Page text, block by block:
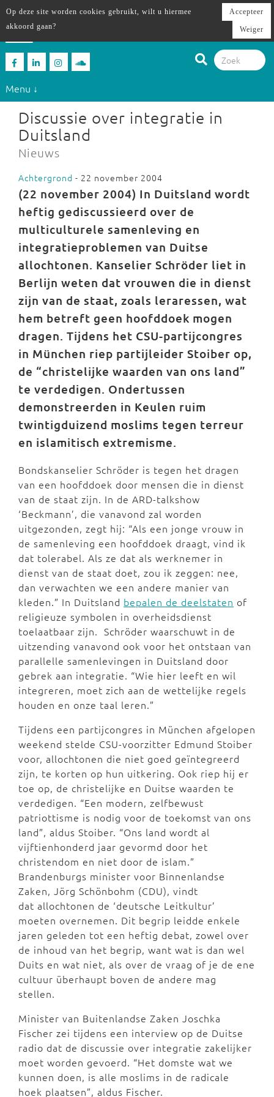
Menu ↓
Discussie over integratie in
Duitsland
Nieuws
Achtergrond - 22 november 2004
(22 november 2004) In Duitsland wordt
heftig gediscussieerd over de
multiculturele samenleving en
integratieproblemen van Duitse
allochtonen. Kanselier Schröder liet in
Berlijn weten dat vrouwen die in dienst
zijn van de staat, zoals leraressen, wat
hem betreft geen hoofddoek mogen
dragen. Tijdens het CSU-partijcongres
in München riep partijleider Stoiber op,
de “christelijke waarden van ons land”
te verdedigen. Ondertussen
demonstreerden in Keulen ruim
twintigduizend moslims tegen terreur
en islamitisch extremisme.
Bondskanselier Schröder is tegen het dragen
van een hoofddoek door mensen die in dienst
van de staat zijn. In de ARD-talkshow
‘Beckmann’, die vanavond zal worden
uitgezonden, zegt hij: “Als een jonge vrouw in
de samenleving een hoofddoek draagt, vind ik
dat tolerabel. Als ze dat als werknemer in
dienst van de staat doet, zou ik zeggen: nee,
dan verwachten we een andere manier van
kleden.” In Duitsland bepalen de deelstaten of
religieuze symbolen in overheidsdienst
toelaatbaar zijn. Schröder waarschuwt in de
uitzending vanavond ook voor het ontstaan van
parallelle samenlevingen in Duitsland door
gebrek aan integratie. “Wie hier leeft en wil
integreren, moet zich aan de wettelijke regels
houden en onze taal leren.”
Tijdens een partijcongres in München afgelopen
weekend stelde CSU-voorzitter Edmund Stoiber
voor, allochtonen die niet goed geïntegreerd
zijn, te korten op hun uitkering. Ook riep hij er
toe op, de christelijke en Duitse waarden te
verdedigen. “Een modern, zelfbewust
patriottisme is nodig voor de toekomst van ons
land”, aldus Stoiber. “Ons land wordt al
vijftienhonderd jaar gevormd door het
christendom en niet door de islam.”
Brandenburgs minister voor Binnenlandse
Zaken, Jörg Schönbohm (CDU), vindt
dat allochtonen de ‘deutsche Leitkultur’
moeten overnemen. Dit begrip leidde enkele
jaren geleden tot een heftig debat, zowel over
de inhoud van het begrip, want wat is dan wel
Duits en wat niet, als over de vraag of je de ene
cultuur überhaupt boven de andere mag
stellen.
Minister van Buitenlandse Zaken Joschka
Fischer zei tijdens een interview op de Duitse
radio dat de discussie over integratie zakelijker
moet worden gevoerd. “Het domste wat we
kunnen doen, is alle moslims in de radicale
hoek plaatsen”, aldus Fischer.
Op deze site worden cookies gebruikt, wilt u hiermee
akkoord gaan?
Accepteer
Weiger